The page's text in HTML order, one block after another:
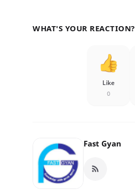
WHAT'S YOUR REACTION?
Like
0
Fast Gyan